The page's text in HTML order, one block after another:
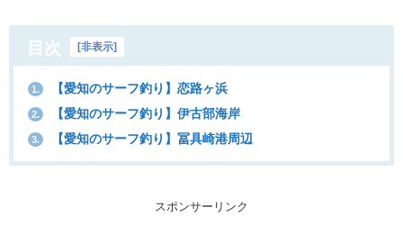
目次 非表示
1. 【愛知のサーフ釣り】恋路ヶ浜
2. 【愛知のサーフ釣り】伊古部海岸
3. 【愛知のサーフ釣り】冨具崎港周辺
スポンサーリンク